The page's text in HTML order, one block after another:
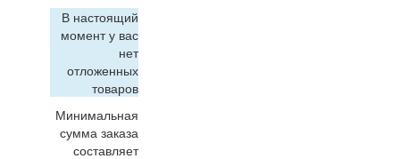
В настоящий
момент у вас
нет
отложенных
товаров
Минимальная
сумма заказа
составляет